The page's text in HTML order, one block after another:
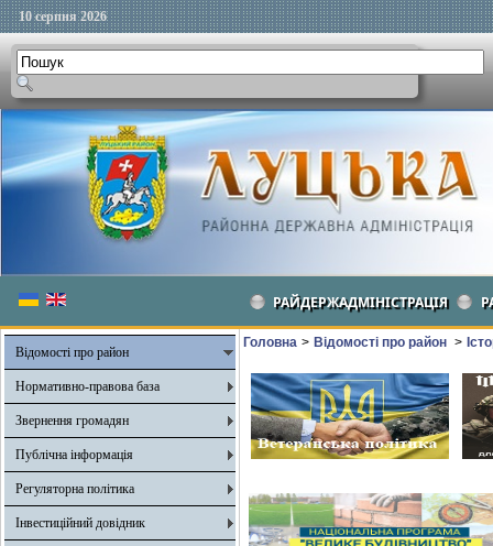
10 серпня 2026
РАЙДЕРЖАДМІНІСТРАЦІЯ
Відомості про район
Нормативно-правова база
Звернення громадян
Публічна інформація
Регуляторна політика
Інвестиційний довідник
Головна > Відомості про район >